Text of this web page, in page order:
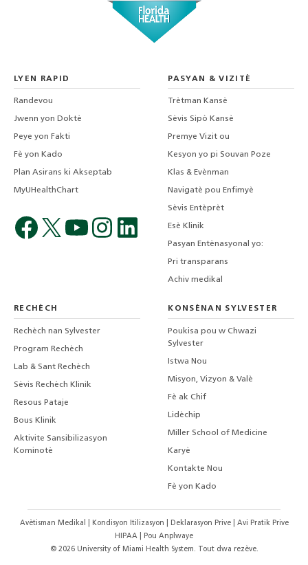
LYEN RAPID
Randevou
Jwenn yon Doktè
Peye yon Fakti
Fè yon Kado
Plan Asirans ki Akseptab
MyUHealthChart
PASYAN & VIZITÈ
Trètman Kansè
Sèvis Sipò Kansè
Premye Vizit ou
Kesyon yo pi Souvan Poze
Klas & Evènman
Navigatè pou Enfimyè
Sèvis Entèprèt
Esè Klinik
Pasyan Entènasyonal yo:
Pri transparans
Achiv medikal
RECHÈCH
Rechèch nan Sylvester
Program Rechèch
Lab & Sant Rechèch
Sèvis Rechèch Klinik
Resous Pataje
Bous Klinik
Aktivite Sansibilizasyon
Kominotè
KONSÈNAN SYLVESTER
Poukisa pou w Chwazi
Sylvester
Istwa Nou
Misyon, Vizyon & Valè
Fè ak Chif
Lidèchip
Miller School of Medicine
Karyè
Kontakte Nou
Fè yon Kado
Avètisman Medikal Kondisyon Itilizasyon Deklarasyon Prive
Avi Pratik Prive
HIPAA
Pou Anplwaye
© 2026University of Miami Health System. Tout dwa rezève.